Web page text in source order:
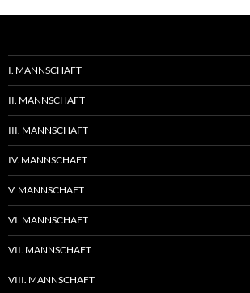
I. MANNSCHAFT
II. MANNSCHAFT
III. MANNSCHAFT
IV. MANNSCHAFT
V. MANNSCHAFT
VI. MANNSCHAFT
VII. MANNSCHAFT
VIII. MANNSCHAFT